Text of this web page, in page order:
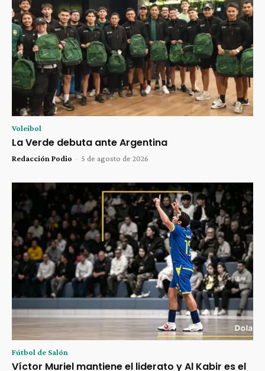
Voleibol
La Verde debuta ante Argentina
Redacción Podio - 5 de agosto de 2026
Fútbol de Salón
Víctor Muriel mantiene el liderato y Al Kabir es el